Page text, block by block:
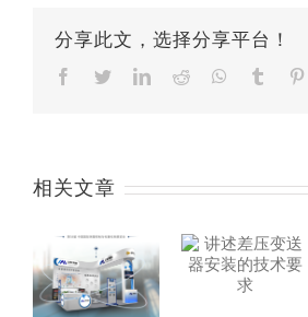
分享此文，选择分享平台！
Facebook
TwitterLinkedIn
Reddit Whatsapp
Tumblr
相关文章